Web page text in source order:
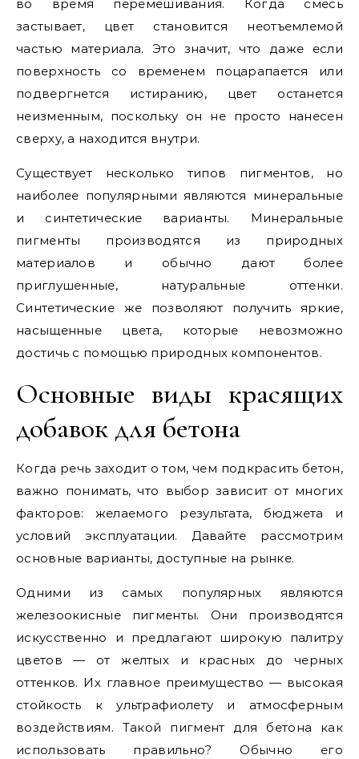
во время перемешивания. Когда смесь
застывает, цвет становится неотъемлемой
частью материала. Это значит, что даже если
поверхность со временем поцарапается или
подвергнется истиранию, цвет останется
неизменным, поскольку он не просто нанесен
сверху, а находится внутри.
Существует несколько типов пигментов, но
наиболее популярными являются минеральные
и синтетические варианты. Минеральные
пигменты производятся из природных
материалов и обычно дают более
приглушенные, натуральные оттенки.
Синтетические же позволяют получить яркие,
насыщенные цвета, которые невозможно
достичь с помощью природных компонентов.
Основные виды красящих
добавок для бетона
Когда речь заходит о том, чем подкрасить бетон,
важно понимать, что выбор зависит от многих
факторов: желаемого результата, бюджета и
условий эксплуатации. Давайте рассмотрим
основные варианты, доступные на рынке.
Одними из самых популярных являются
железоокисные пигменты. Они производятся
искусственно и предлагают широкую палитру
цветов — от желтых и красных до черных
оттенков. Их главное преимущество — высокая
стойкость к ультрафиолету и атмосферным
воздействиям. Такой пигмент для бетона как
использовать правильно? Обычно его